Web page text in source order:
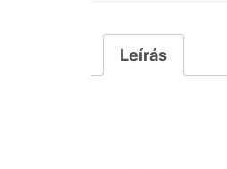
Leírás